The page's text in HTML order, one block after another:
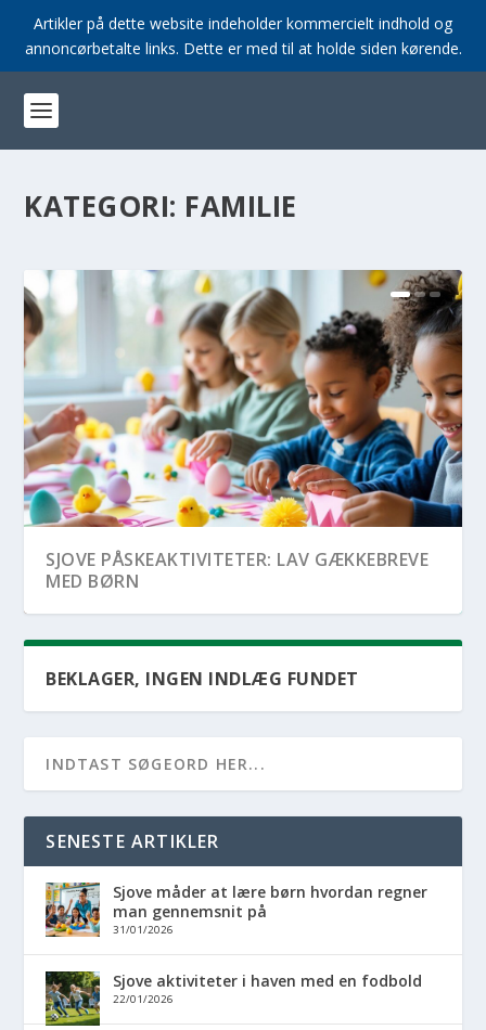
Artikler på dette website indeholder kommercielt indhold og
annoncørbetalte links. Dette er med til at holde siden kørende.
KATEGORI: FAMILIE
SJOVE PÅSKEAKTIVITETER: LAV GÆKKEBREVE
MED BØRN
SJOVE GØR-DET-SELV PROJEKTER MED BØRN
DERHJEMME OG...
IDEER TIL SJOVE OG SPÆNDENDE
FAMILIEOPLEVELSER I J...
BEKLAGER, INGEN INDLÆG FUNDET
SENESTE ARTIKLER
Sjove måder at lære børn hvordan regner
man gennemsnit på
31/01/2026
Sjove aktiviteter i haven med en fodbold
22/01/2026